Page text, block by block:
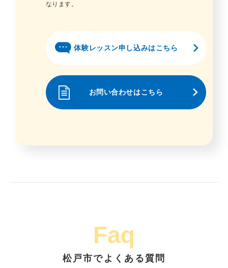
なります。
体験レッスン申し込みはこちら
お問い合わせはこちら
Faq
松戸市でよくある質問